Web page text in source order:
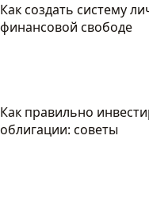
Как создать систему
финансовой свободе
Как правильно
облигации: советы